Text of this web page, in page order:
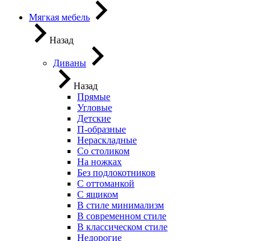
Мягкая мебель
Назад
Диваны
Назад
Прямые
Угловые
Детские
П-образные
Нераскладные
Со столиком
На ножках
Без подлокотников
С оттоманкой
С ящиком
В стиле минимализм
В современном стиле
В классическом стиле
Недорогие